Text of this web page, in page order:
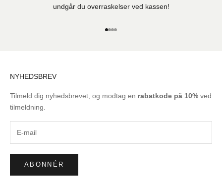
undgår du overraskelser ved kassen!
Gå til element 1
Gå til element 2
Gå til element 3
Gå til element 4
NYHEDSBREV
Tilmeld dig nyhedsbrevet, og modtag en rabatkode på 10% ved
tilmeldning.
ABONNÉR